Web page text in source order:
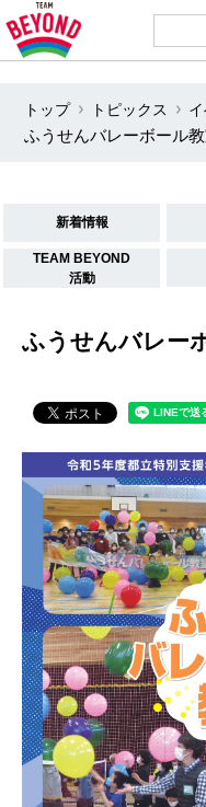
トップ トピックス
ふうせんバレーボール教
新着情報
TEAM BEYOND
活動
ふうせんバレー